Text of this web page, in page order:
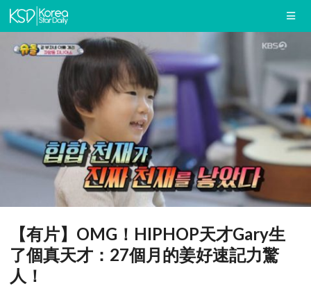
【有片】OMG！HIPHOP天才Gary生
了個真天才：27個月的姜好速記力驚
人！